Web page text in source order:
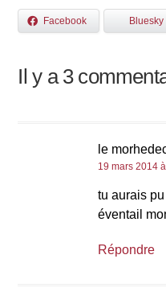
Facebook Bluesky
Il y a 3
le
19 mars 2014
tu aurais
éventail
Répondre